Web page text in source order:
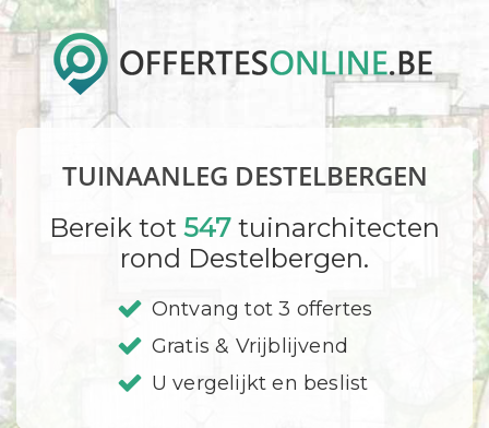
TUINAANLEG DESTELBERGEN
Bereik tot 547 tuinarchitecten
rond Destelbergen.
Ontvang tot 3 offertes
Gratis & Vrijblijvend
U vergelijkt en beslist